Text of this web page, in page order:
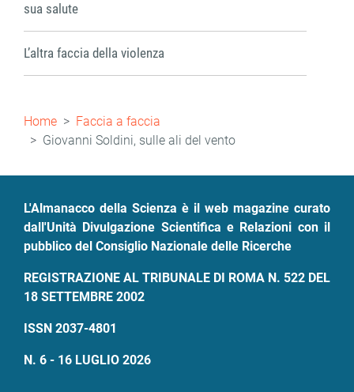
sua salute
L’altra faccia della violenza
Briciole
di
pane
Home
Faccia a faccia
Giovanni Soldini, sulle ali del vento
L'Almanacco della Scienza è il web magazine curato
dall'Unità Divulgazione Scientifica e Relazioni con il
pubblico del Consiglio Nazionale delle Ricerche
REGISTRAZIONE AL TRIBUNALE DI ROMA N. 522 DEL
18 SETTEMBRE 2002
ISSN 2037-4801
N. 6 - 16 LUGLIO 2026